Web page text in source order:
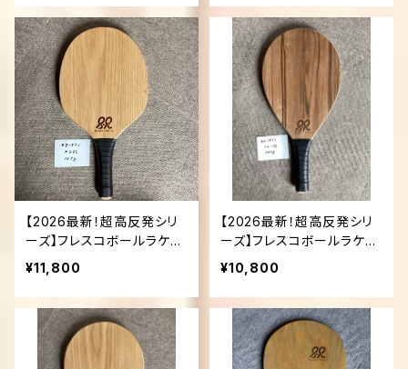
【2026最新！超高反発シリ
ーズ】フレスコボールラケッ
ト「Silent Rally」
¥11,800
【2026最新！超高反発シリ
ーズ】フレスコボールラケッ
ト「Silent Rally」
¥10,800